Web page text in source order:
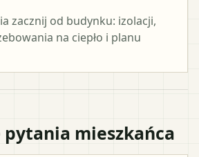
zacznij od budynku: izolacji,
na ciepło i planu
pytania mieszkańca